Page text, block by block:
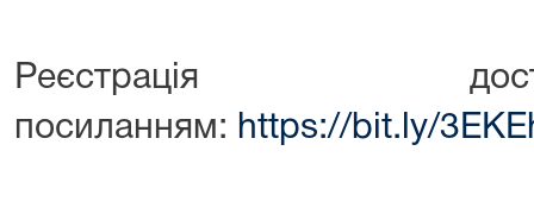
Реєстрація
посиланням: https://bit.ly/